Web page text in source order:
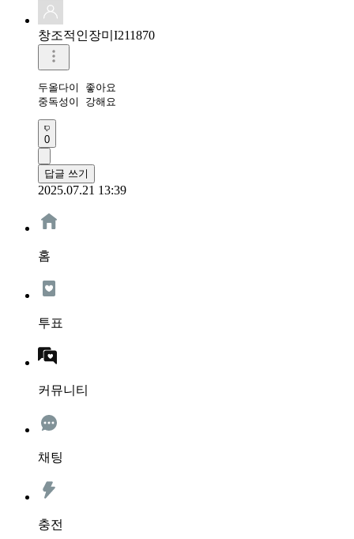
창조적인장미I211870
두올다이 좋아요
중독성이 강해요
0
답글 쓰기
2025.07.21 13:39
홈
투표
커뮤니티
채팅
충전